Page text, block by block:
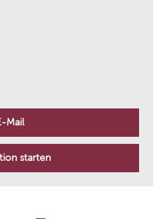
Mail
starten